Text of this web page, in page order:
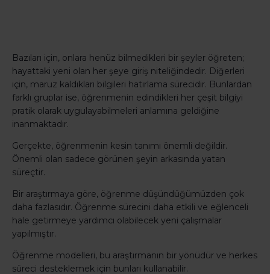
Bazıları için, onlara henüz bilmedikleri bir şeyler öğreten;
hayattaki yeni olan her şeye giriş niteliğindedir. Diğerleri
için, maruz kaldıkları bilgileri hatırlama sürecidir. Bunlardan
farklı gruplar ise, öğrenmenin edindikleri her çeşit bilgiyi
pratik olarak uygulayabilmeleri anlamına geldiğine
inanmaktadır.
Gerçekte, öğrenmenin kesin tanımı önemli değildir.
Önemli olan sadece görünen şeyin arkasında yatan
süreçtir.
Bir araştırmaya göre, öğrenme düşündüğümüzden çok
daha fazlasıdır. Öğrenme sürecini daha etkili ve eğlenceli
hale getirmeye yardımcı olabilecek yeni çalışmalar
yapılmıştır.
Öğrenme modelleri, bu araştırmanın bir yönüdür ve herkes
süreci desteklemek için bunları kullanabilir.